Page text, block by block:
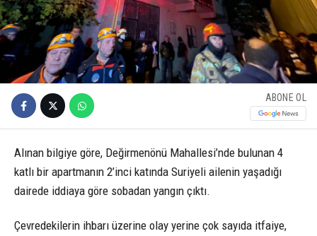
ABONE OL
Alınan bilgiye göre, Değirmenönü Mahallesi’nde bulunan 4
katlı bir apartmanın 2’inci katında Suriyeli ailenin yaşadığı
dairede iddiaya göre sobadan yangın çıktı.
Çevredekilerin ihbarı üzerine olay yerine çok sayıda itfaiye,